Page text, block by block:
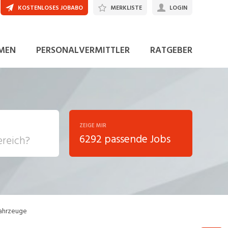
PERSONALVERMITTLER RATGEBER
KOSTENLOSES JOBABO MERKLISTE LOGIN
ZEIGE MIR
6292 passende Jobs
JETZT BEWERBEN